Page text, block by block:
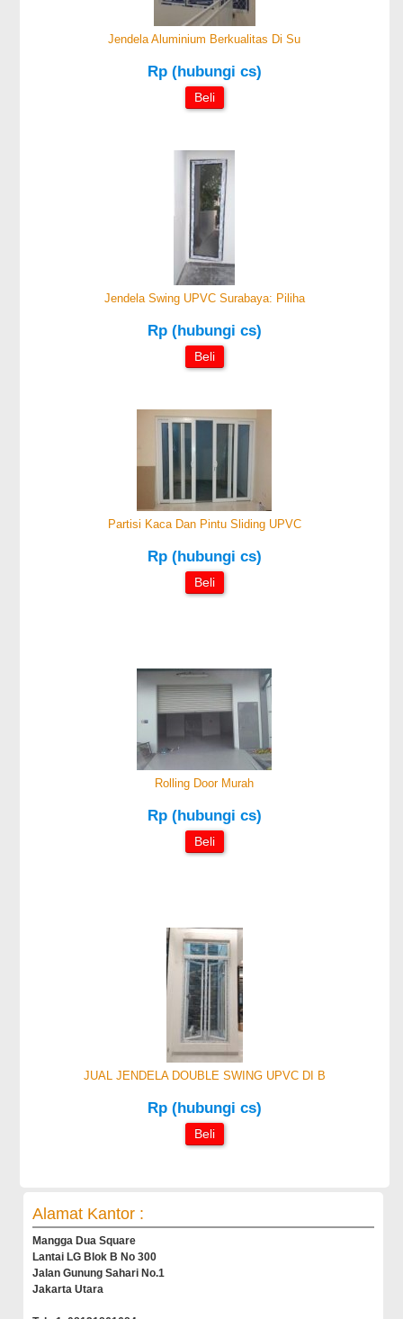
Jendela Aluminium Berkualitas Di Su
Rp (hubungi cs)
Beli
Jendela Swing UPVC Surabaya: Piliha
Rp (hubungi cs)
Beli
Partisi Kaca Dan Pintu Sliding UPVC
Rp (hubungi cs)
Beli
Rolling Door Murah
Rp (hubungi cs)
Beli
JUAL JENDELA DOUBLE SWING UPVC DI B
Rp (hubungi cs)
Beli
Alamat Kantor :
Mangga Dua Square
Lantai LG Blok B No 300
Jalan Gunung Sahari No.1
Jakarta Utara